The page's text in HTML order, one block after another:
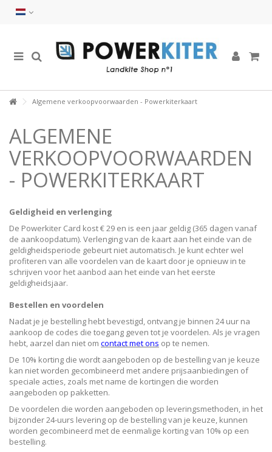
Algemene verkoopvoorwaarden - Powerkiterkaart
ALGEMENE
VERKOOPVOORWAARDEN
- POWERKITERKAART
Geldigheid en verlenging
De Powerkiter Card kost € 29 en is een jaar geldig (365 dagen vanaf
de aankoopdatum). Verlenging van de kaart aan het einde van de
geldigheidsperiode gebeurt niet automatisch. Je kunt echter wel
profiteren van alle voordelen van de kaart door je opnieuw in te
schrijven voor het aanbod aan het einde van het eerste
geldigheidsjaar.
Bestellen en voordelen
Nadat je je bestelling hebt bevestigd, ontvang je binnen 24 uur na
aankoop de codes die toegang geven tot je voordelen. Als je vragen
hebt, aarzel dan niet om contact met ons op te nemen.
De 10% korting die wordt aangeboden op de bestelling van je keuze
kan niet worden gecombineerd met andere prijsaanbiedingen of
speciale acties, zoals met name de kortingen die worden
aangeboden op pakketten.
De voordelen die worden aangeboden op leveringsmethoden, in het
bijzonder 24-uurs levering op de bestelling van je keuze, kunnen
worden gecombineerd met de eenmalige korting van 10% op een
bestelling.